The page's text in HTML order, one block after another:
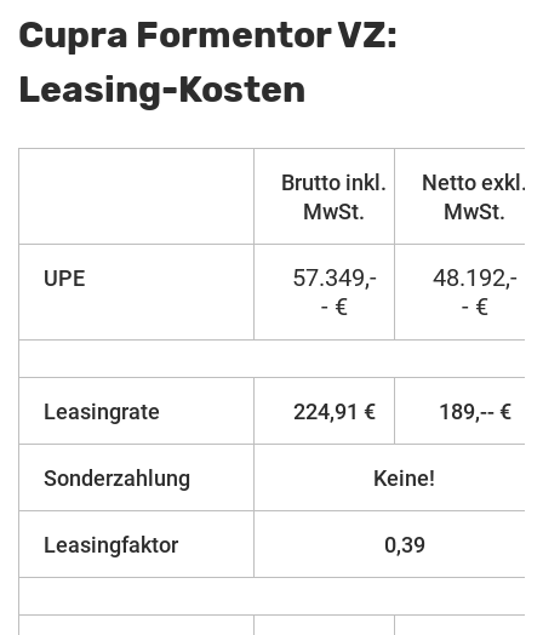
Cupra Formentor VZ:
Leasing-Kosten
Brutto inkl.
MwSt.
Netto exkl.
MwSt.
UPE
57.349,-
- €
48.192,-
- €
Leasingrate 224,91 € 189,-- €
Sonderzahlung Keine!
Leasingfaktor 0,39